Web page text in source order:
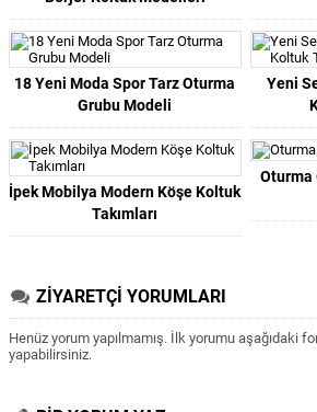
18 Yeni Moda Spor Tarz Oturma
Grubu Modeli
Yeni
İpek Mobilya Modern Köşe Koltuk
Takımları
Oturma
ZİYARETÇİ YORUMLARI
Henüz yorum yapılmamış. İlk yorumu aşağıdaki
yapabilirsiniz.